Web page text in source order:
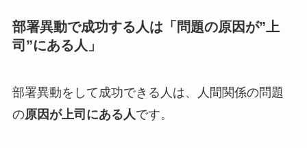
部署異動で成功する人は「問題の原因が”上
司”にある人」
部署異動をして成功できる人は、人間関係の問題
の原因が上司にある人です。